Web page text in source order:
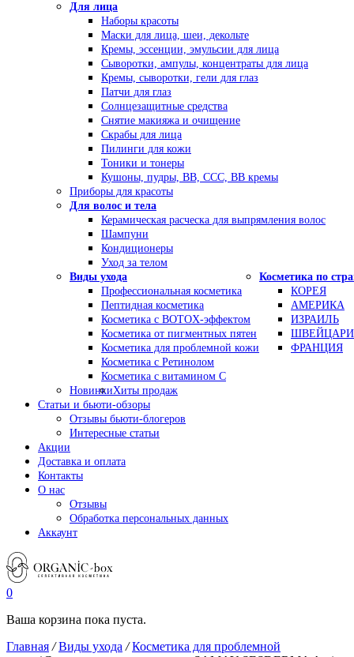
Для лица
Наборы красоты
Маски для лица, шеи, декольте
Кремы, эссенции, эмульсии для лица
Сыворотки, ампулы, концентраты для лица
Кремы, сыворотки, гели для глаз
Патчи для глаз
Солнцезащитные средства
Снятие макияжа и очищение
Скрабы для лица
Пилинги для кожи
Тоники и тонеры
Кушоны, пудры, ВВ, ССС, ВВ кремы
Приборы для красоты
Для волос и тела
Керамическая расческа для выпрямления волос
Шампуни
Кондиционеры
Уход за телом
Виды ухода
Профессиональная косметика
Пептидная косметика
Косметика с BOTOX-эффектом
Косметика от пигментных пятен
Косметика для проблемной кожи
Косметика с Ретинолом
Косметика с витамином С
Косметика по
КОРЕЯ
АМЕРИКА
ИЗРАИЛЬ
ФРАНЦИЯ
НовинкиХиты продаж
Статьи и бьюти-обзоры
Отзывы бьюти-блогеров
Интересные статьи
Акции
Доставка и оплата
Контакты
О нас
Отзывы
Обработка персональных данных
Аккаунт
0
Ваша корзина пока пуста.
Главная /Виды ухода /Косметика для проблемной